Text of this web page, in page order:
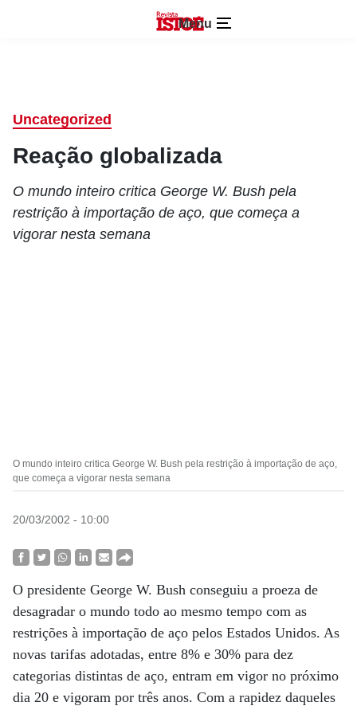
Menu
Uncategorized
Reação globalizada
O mundo inteiro critica George W. Bush pela
restrição à importação de aço, que começa a
vigorar nesta semana
O mundo inteiro critica George W. Bush pela restrição à importação de aço,
que começa a vigorar nesta semana
20/03/2002 - 10:00
O presidente George W. Bush conseguiu a proeza de
desagradar o mundo todo ao mesmo tempo com as
restrições à importação de aço pelos Estados Unidos. As
novas tarifas adotadas, entre 8% e 30% para dez
categorias distintas de aço, entram em vigor no próximo
dia 20 e vigoram por três anos. Com a rapidez daqueles